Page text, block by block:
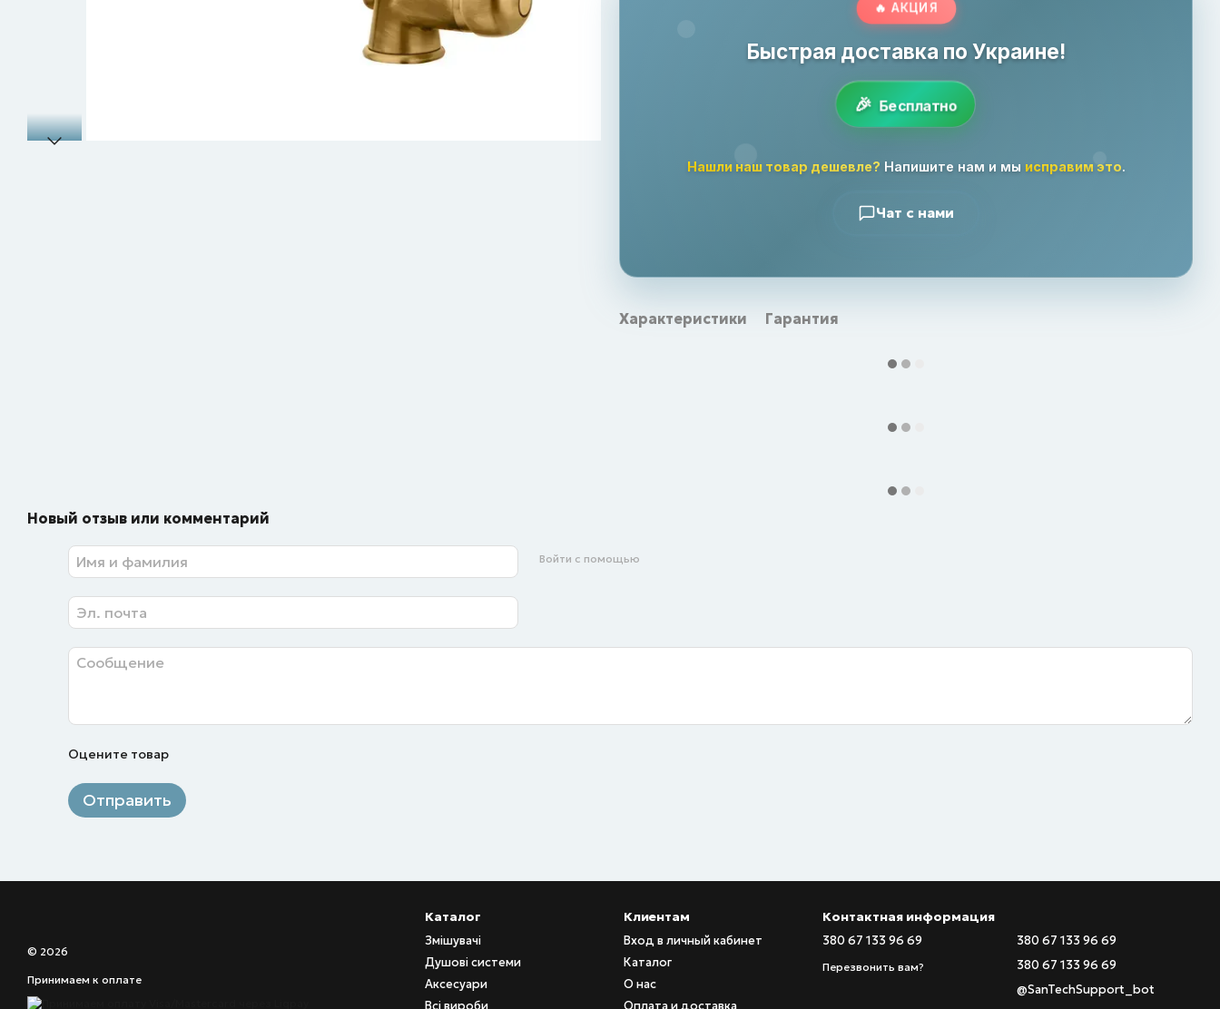
🔥 АКЦИЯ
Быстрая доставка по Украине!
Бесплатно
Нашли наш товар дешевле? Напишите нам и мы исправим это.
Чат с нами
Характеристики Гарантия
Новый отзыв или комментарий
Войти с помощью
Оцените товар
Отправить
© 2026
Принимаем к оплате
Каталог
Змішувачі
Душові системи
Аксесуари
Всі вироби
Клиентам
Вход в личный кабинет
Каталог
О нас
Оплата и доставка
Контактная информация
380 67 133 96 69
Перезвонить вам?
380 67 133 96 69
380 67 133 96 69
@SanTechSupport_bot